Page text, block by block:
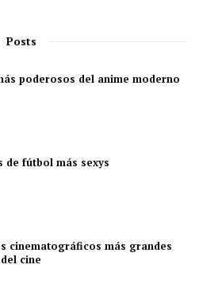
Posts
poderosos del anime moderno
de fútbol más sexys
cinematográficos más grandes
cine